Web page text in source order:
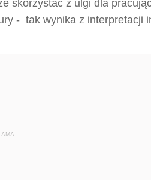
skorzystać z ulgi dla
- tak wynika z interpretacji